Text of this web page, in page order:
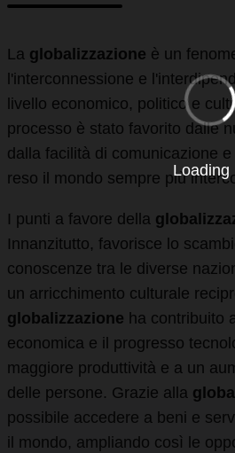
La globalizzazione è un
l'interconnessione e
livello economico, politico e
processo è stato favorito dalle
dalla facilità di comunicazione
reso il mondo sempre più
I punti a favore della
Innanzitutto, favorisce lo
conoscenze tra le diverse
un arricchimento culturale
globalizzazione ha contribuito
economica e il progresso
maggiore produttività e a un
delle persone. Grazie alla
possibile accedere a beni e
il mondo, ampliando così le
Loading